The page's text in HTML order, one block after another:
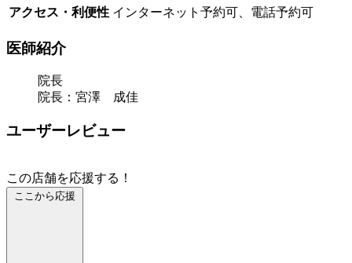
アクセス・利便性 インターネット予約可、電話予約可
医師紹介
院長
院長：宮澤 成佳
ユーザーレビュー
この店舗を応援する！
ここから応援